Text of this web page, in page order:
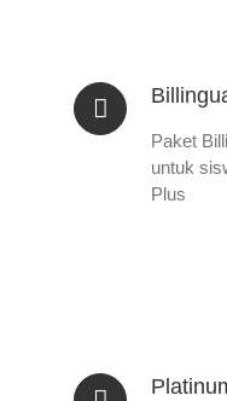
Paket
untuk
Plus